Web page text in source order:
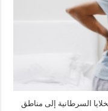
السرطانية إلى مناطق